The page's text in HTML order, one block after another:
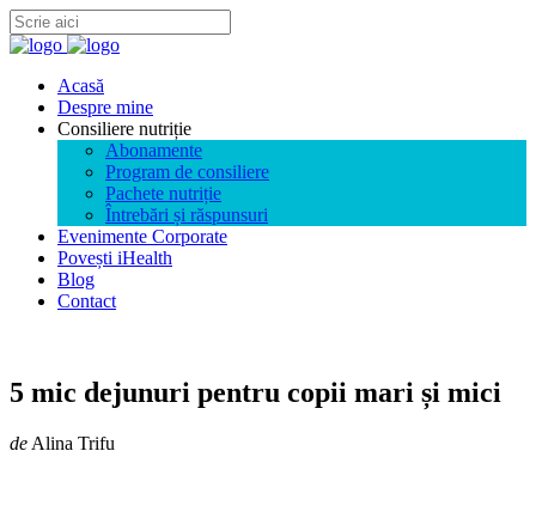
Acasă
Despre mine
Consiliere nutriție
Abonamente
Program de consiliere
Pachete nutriție
Întrebări și răspunsuri
Evenimente Corporate
Povești iHealth
Blog
Contact
5 mic dejunuri pentru copii mari și mici
de Alina Trifu